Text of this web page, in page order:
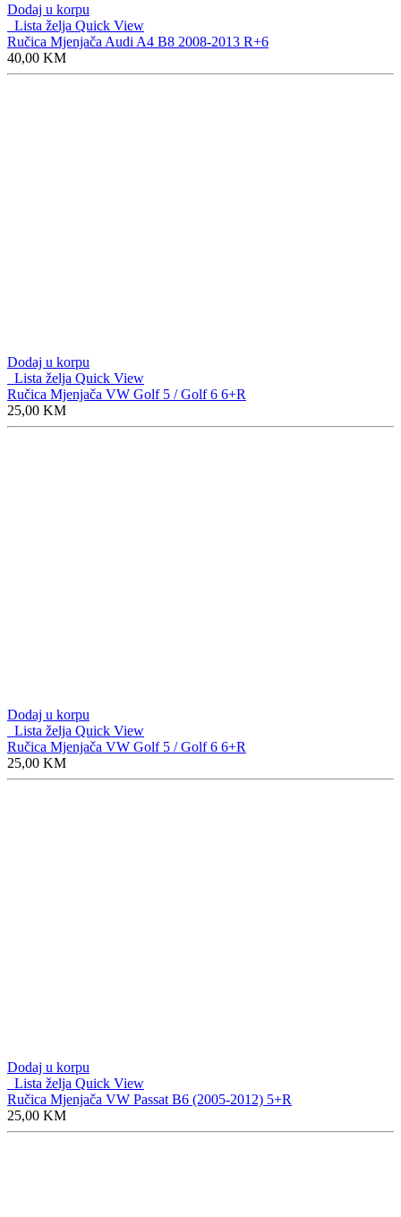
Dodaj u korpu
Lista želja Quick View
Ručica Mjenjača Audi A4 B8 2008-2013 R+6
40,00 KM
Dodaj u korpu
Lista želja Quick View
Ručica Mjenjača VW Golf 5 / Golf 6 6+R
25,00 KM
Dodaj u korpu
Lista želja Quick View
Ručica Mjenjača VW Golf 5 / Golf 6 6+R
25,00 KM
Dodaj u korpu
Lista želja Quick View
Ručica Mjenjača VW Passat B6 (2005-2012) 5+R
25,00 KM